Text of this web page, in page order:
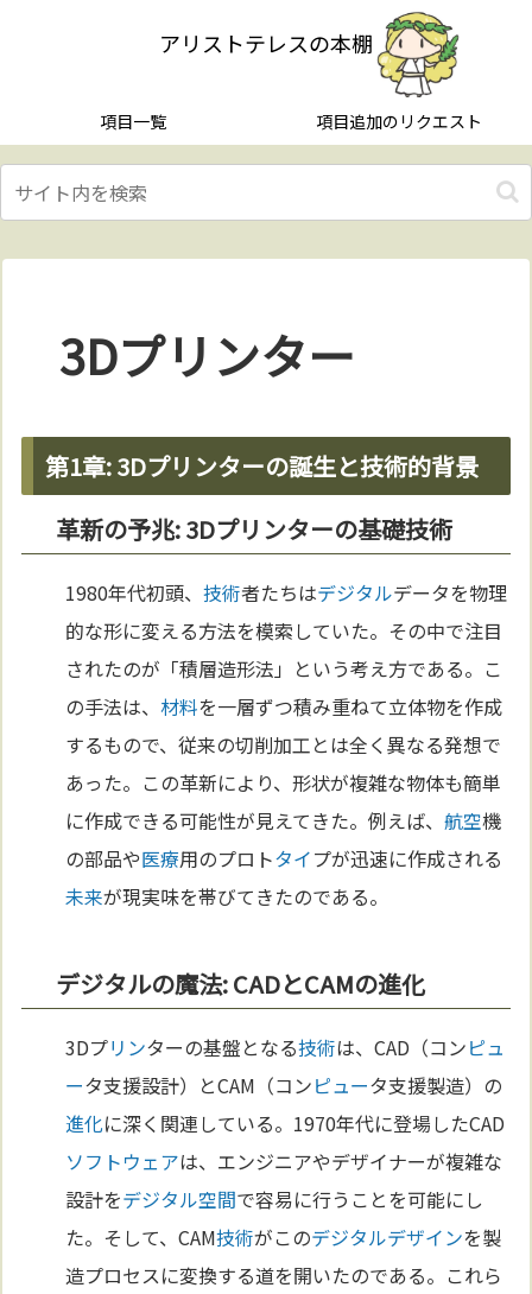
アリストテレスの本棚
項目一覧 項目追加のリクエスト
3Dプリンター
第1章: 3Dプリンターの誕生と技術的背景
革新の予兆: 3Dプリンターの基礎技術
1980年代初頭、技術者たちはデジタルデータを物理
的な形に変える方法を模索していた。その中で注目
されたのが「積層造形法」という考え方である。こ
の手法は、材料を一層ずつ積み重ねて立体物を作成
するもので、従来の切削加工とは全く異なる発想で
あった。この革新により、形状が複雑な物体も簡単
に作成できる可能性が見えてきた。例えば、航空機
の部品や医療用のプロトタイプが迅速に作成される
未来が現実味を帯びてきたのである。
デジタルの魔法: CADとCAMの進化
3Dプリンターの基盤となる技術は、CAD（コンピュ
ータ支援設計）とCAM（コンピュータ支援製造）の
進化に深く関連している。1970年代に登場したCAD
ソフトウェアは、エンジニアやデザイナーが複雑な
設計をデジタル空間で容易に行うことを可能にし
た。そして、CAM技術がこのデジタルデザインを製
造プロセスに変換する道を開いたのである。これら